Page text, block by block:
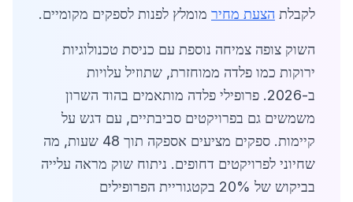
לקבלת הצעת מחיר מומלץ לפנות לספקים מקומיים.
השוק צופה צמיחה נוספת עם כניסת טכנולוגיות
ירוקות כמו פלדה ממוחזרת, שתוזיל עלויות
ב-2026. פרופילי פלדה מותאמים בהוד השרון
משמשים גם בפרויקטים סביבתיים, עם דגש על
קיימות. ספקים מציעים אספקה תוך 48 שעות, מה
שחיוני לפרויקטים דחופים. ניתוח שוק מראה עלייה
בביקוש של 20% בקטגוריית הפרופילים